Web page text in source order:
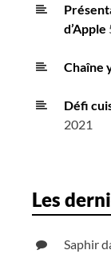
d’Apple
Chaîne
Défi
2021
Les
Saphir